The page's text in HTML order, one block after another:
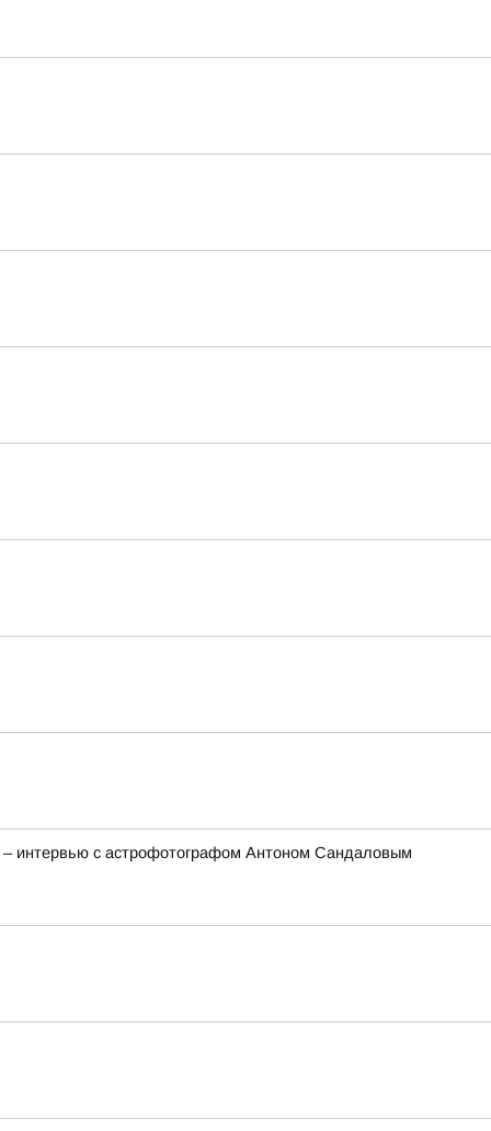
– интервью с астрофотографом Антоном Сандаловым